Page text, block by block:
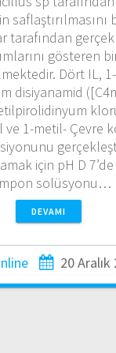
saflaştırılmasını
tarafından
gösteren
Dört IL,
disiyanamid
ve 1-metil- Çevre
için pH D
solüsyonu…
DEVAMI
20 Aralık